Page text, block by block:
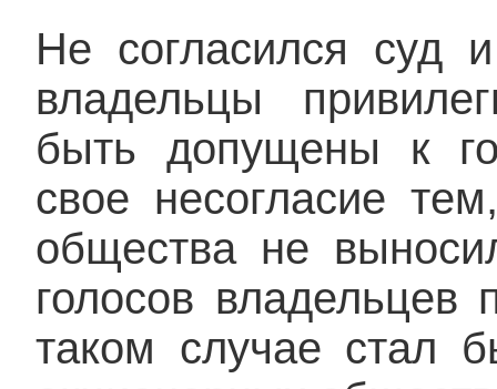
Не согласился суд
владельцы
быть допущены к
свое несогласие
общества не
голосов владельцев
таком случае стал